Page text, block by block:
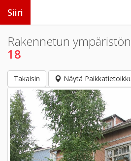
Siiri
Rakennetun
18
Takaisin Näytä